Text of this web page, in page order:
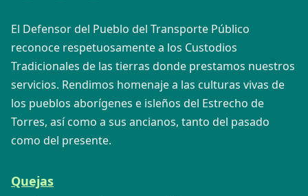
El Defensor del Pueblo del Transporte Público
reconoce respetuosamente a los Custodios
Tradicionales de las tierras donde prestamos nuestros
servicios. Rendimos homenaje a las culturas vivas de
los pueblos aborígenes e isleños del Estrecho de
Torres, así como a sus ancianos, tanto del pasado
como del presente.
Quejas